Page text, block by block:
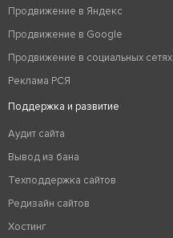
Продвижение в Яндекс
Продвижение в Google
Продвижение в социальных сетях
Реклама РСЯ
Поддержка и развитие
Аудит сайта
Вывод из бана
Техподдержка сайтов
Редизайн сайтов
Хостинг